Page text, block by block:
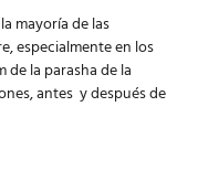
mayoría de las
especialmente en los
de la parasha de la
antes y después de